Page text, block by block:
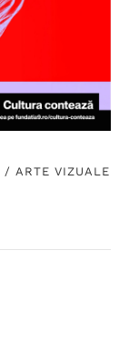
/ ARTE VIZUALE